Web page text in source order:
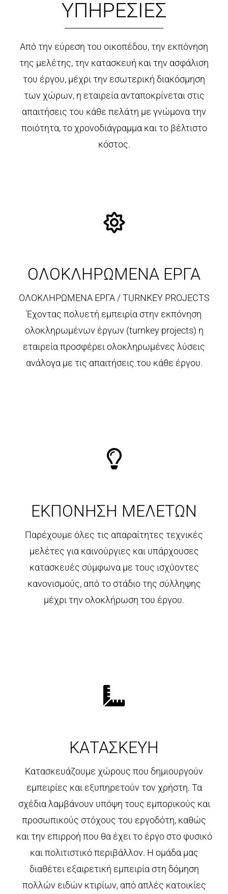
ΥΠΗΡΕΣΙΕΣ
Από την εύρεση του οικοπέδου, την εκπόνηση
της μελέτης, την κατασκευή και την ασφάλιση
του έργου, μέχρι την εσωτερική διακόσμηση
των χώρων, η εταιρεία ανταποκρίνεται στις
απαιτήσεις του κάθε πελάτη με γνώμονα την
ποιότητα, το χρονοδιάγραμμα και το βέλτιστο
κόστος.
ΟΛΟΚΛΗΡΩΜΕΝΑ ΕΡΓΑ
ΟΛΟΚΛΗΡΩΜΕΝΑ ΕΡΓΑ / TURNKEY PROJECTS
Έχοντας πολυετή εμπειρία στην εκπόνηση
ολοκληρωμένων έργων (turnkey projects) η
εταιρεία προσφέρει ολοκληρωμένες λύσεις
ανάλογα με τις απαιτήσεις του κάθε έργου.
ΕΚΠΟΝΗΣΗ ΜΕΛΕΤΩΝ
Παρέχουμε όλες τις απαραίτητες τεχνικές
μελέτες για καινούργιες και υπάρχουσες
κατασκευές σύμφωνα με τους ισχύοντες
κανονισμούς, από το στάδιο της σύλληψης
μέχρι την ολοκλήρωση του έργου.
ΚΑΤΑΣΚΕΥΗ
Κατασκευάζουμε χώρους που δημιουργούν
εμπειρίες και εξυπηρετούν τον χρήστη. Τα
σχέδια λαμβάνουν υπόψη τους εμπορικούς και
προσωπικούς στόχους του εργοδότη, καθώς
και την επιρροή που θα έχει το έργο στο φυσικό
και πολιτιστικό περιβάλλον. Η ομάδα μας
διαθέτει εξαιρετική εμπειρία στη δόμηση
πολλών ειδών κτιρίων, από απλές κατοικίες